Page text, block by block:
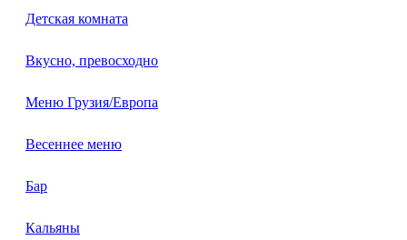
Детская комната
Вкусно, превосходно
Меню Грузия/Европа
Весеннее меню
Бар
Кальяны